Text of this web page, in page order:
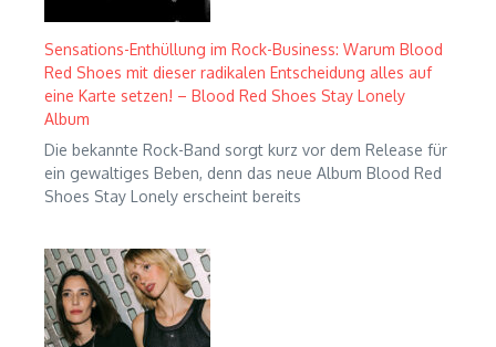
Sensations-Enthüllung im Rock-Business: Warum Blood
Red Shoes mit dieser radikalen Entscheidung alles auf
eine Karte setzen! – Blood Red Shoes Stay Lonely
Album
Die bekannte Rock-Band sorgt kurz vor dem Release für
ein gewaltiges Beben, denn das neue Album Blood Red
Shoes Stay Lonely erscheint bereits